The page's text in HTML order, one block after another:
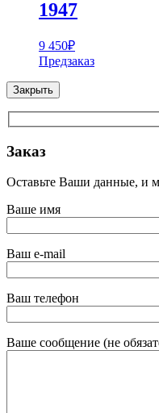
1947
9 450₽
Предзаказ
Закрыть
Заказ
Оставьте Ваши данные, и
Ваше имя
Ваш e-mail
Ваш телефон
Ваше сообщение (не